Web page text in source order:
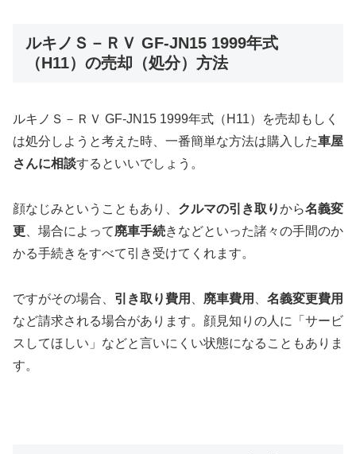
ルキノＳ－ＲＶ GF-JN15 1999年式
（H11）の売却（処分）方法
ルキノＳ－ＲＶ GF-JN15 1999年式（H11）を売却もしく
は処分しようと考えた時、一番簡単な方法は購入した車屋
さんに相談するといいでしょう。
顔なじみということもあり、 クルマの引き取りから名義変
更 、場合によって廃車手続きなどといった諸々の手間のか
かる手続きをすべて引き受けてくれます。
ですがその場合、 引き取り費用 廃車費用
名義変更費用
など請求される場合があります。顔見知りの人に「サービ
スしてほしい」などと言いにくい状態になることもありま
す。